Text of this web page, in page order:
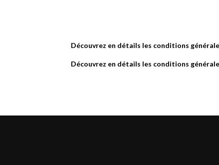
Découvrez en détails les conditions
Découvrez en détails les conditions